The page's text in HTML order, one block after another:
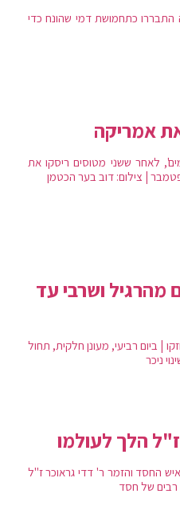
התבררו כתחמושת דמי שהונח כדי
לאחר ששני מטוסים ריסקו את
מהרגיל ושרבי עד
| ביום רביעי, מעונן חלקית, תחול
ניכר
הלך לעולמו
החסד והזמר ר' דדי גראוכר ז"ל
רבים של חסד